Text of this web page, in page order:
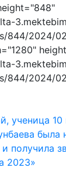
844/2024/
844/2024/
ученица
была
получила
2023»